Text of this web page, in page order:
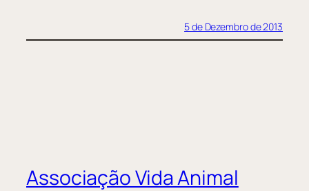
5 de Dezembro de 2013
Associação Vida Animal